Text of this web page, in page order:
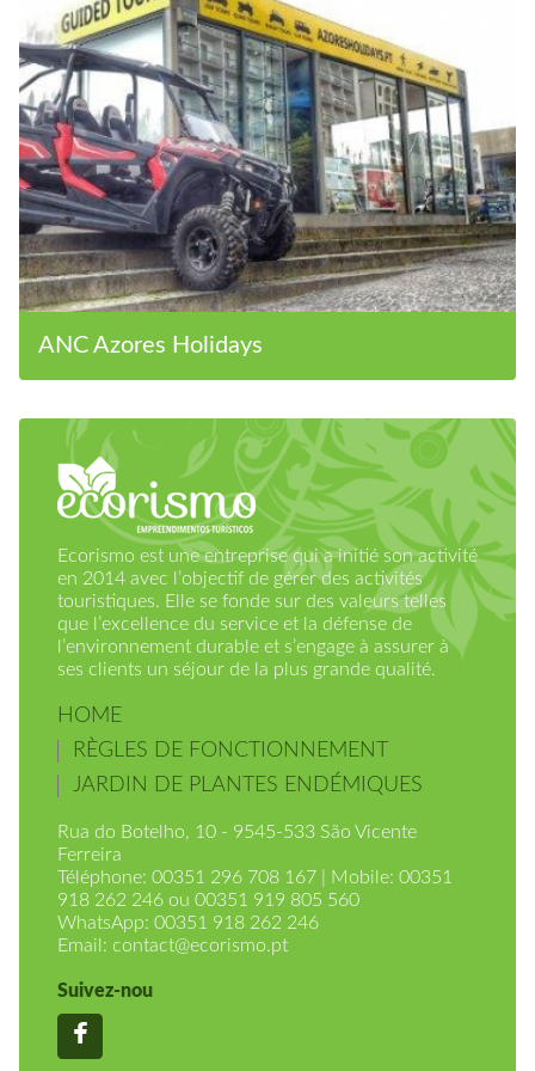
ANC Azores Holidays
Ecorismo est une entreprise qui a initié son activité
en 2014 avec l’objectif de gérer des activités
touristiques. Elle se fonde sur des valeurs telles
que l’excellence du service et la défense de
l’environnement durable et s’engage à assurer à
ses clients un séjour de la plus grande qualité.
HOME
RÈGLES DE FONCTIONNEMENT
JARDIN DE PLANTES ENDÉMIQUES
Rua do Botelho, 10 - 9545-533 São Vicente
Ferreira
Téléphone: 00351 296 708 167 | Mobile: 00351
918 262 246 ou 00351 919 805 560
WhatsApp: 00351 918 262 246
Email: contact@ecorismo.pt
Suivez-nou